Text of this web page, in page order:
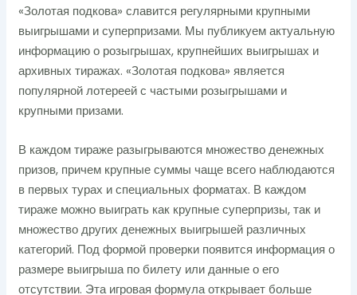
«Золотая подкова» славится регулярными крупными
выигрышами и суперпризами. Мы публикуем актуальную
информацию о розыгрышах, крупнейших выигрышах и
архивных тиражах. «Золотая подкова» является
популярной лотереей с частыми розыгрышами и
крупными призами.
В каждом тираже разыгрываются множество денежных
призов, причем крупные суммы чаще всего наблюдаются
в первых турах и специальных форматах. В каждом
тираже можно выиграть как крупные суперпризы, так и
множество других денежных выигрышей различных
категорий. Под формой проверки появится информация о
размере выигрыша по билету или данные о его
отсутствии. Эта игровая формула открывает больше